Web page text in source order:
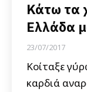
Κάτω τα
Ελλάδα
23/07/2017
Κοίταξε
καρδιά